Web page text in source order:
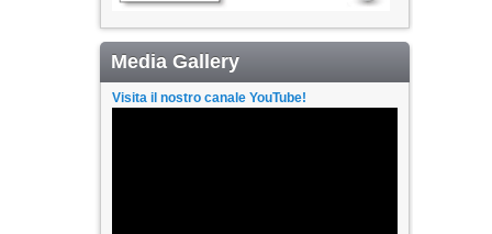
Media Gallery
Visita il nostro canale YouTube!